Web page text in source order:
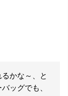
かな～、と
ッグでも、